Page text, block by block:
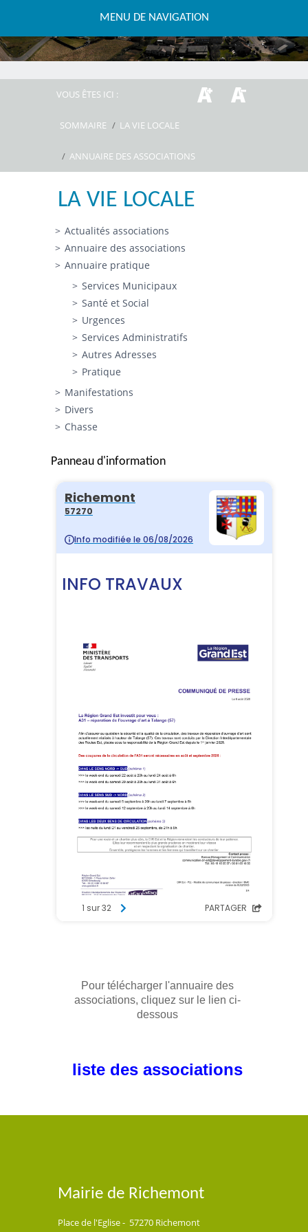
MENU DE NAVIGATION
VOUS ÊTES ICI :
SOMMAIRE / LA VIE LOCALE
/ ANNUAIRE DES ASSOCIATIONS
LA VIE LOCALE
Actualités associations
Annuaire des associations
Annuaire pratique
Services Municipaux
Santé et Social
Urgences
Services Administratifs
Autres Adresses
Pratique
Manifestations
Divers
Chasse
Panneau d'information
Pour télécharger l'annuaire des
associations, cliquez sur le lien ci-
dessous
liste des associations
Mairie de Richemont
Place de l'Eglise - 57270 Richemont